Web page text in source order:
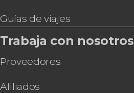
Guías de viajes
Trabaja con nosotros
Proveedores
Afiliados